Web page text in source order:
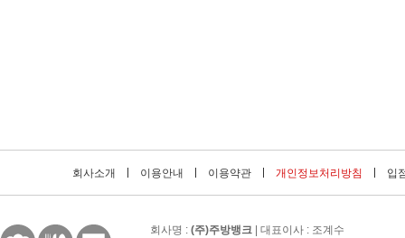
회사소개 이용안내 이용약관 개인정보처리방침 입
회사명 : (주)주방뱅크 | 대표이사 : 조계수